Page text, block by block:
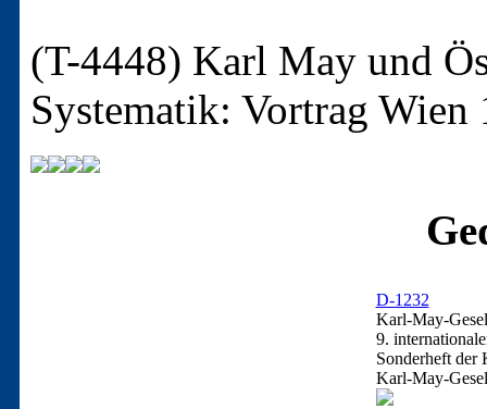
(T-4448) Karl May und
Systematik: Vortrag
D-1232
Karl-May-
9.
Sonderheft der
Karl-May-